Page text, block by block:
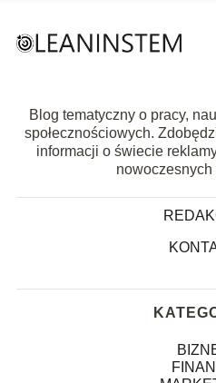
Blog tematyczny o pracy,
społecznościowych.
informacji o świecie